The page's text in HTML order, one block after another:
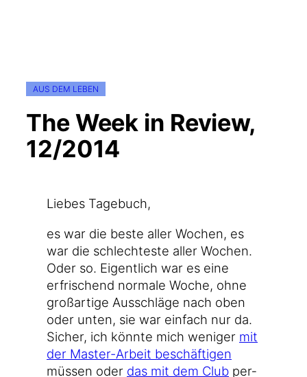
AUS DEM LEBEN
The Week in Review,
12/2014
Lie­bes Tagebuch,
es war die bes­te aller Wochen, es
war die schlech­tes­te aller Wochen.
Oder so. Eigent­lich war es eine
erfri­schend nor­ma­le Woche, ohne
groß­ar­ti­ge Aus­schlä­ge nach oben
oder unten, sie war ein­fach nur da.
Sicher, ich könn­te mich weni­ger mit
der Master-Arbeit beschäf­ti­gen
müs­sen oder das mit dem Club per­